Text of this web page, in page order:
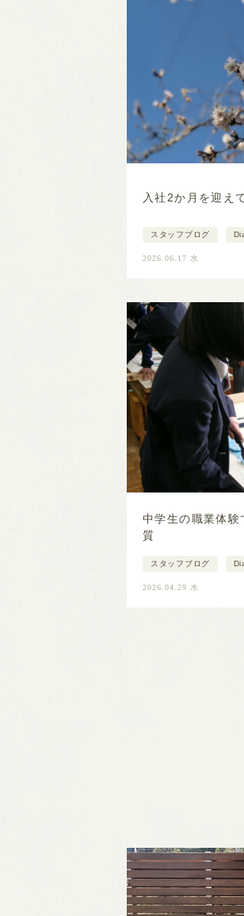
入社2か月を迎え
スタッフブログ
2026.06.17 水
中学生の職業体験
質
スタッフブログ
2026.04.29 水